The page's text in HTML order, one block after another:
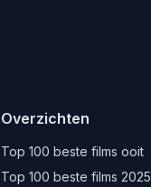
Overzichten
Top 100 beste films ooit
Top 100 beste films 2025